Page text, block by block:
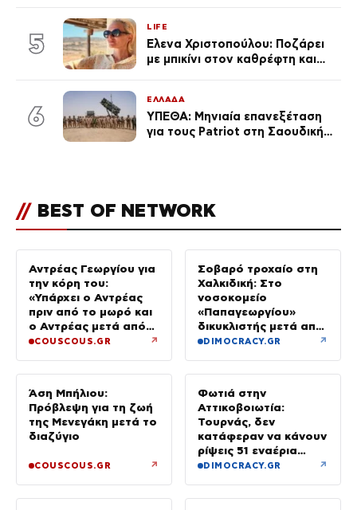
5
LIFE
Έλενα Χριστοπούλου: Ποζάρει
με μπικίνι στον καθρέφτη και
καθεμία…» (Βίντεο)
6
ΕΛΛΑΔΑ
ΥΠΕΘΑ: Μηνιαία επανεξέταση
για τους Patriot στη Σαουδική
// BEST OF NETWORK
Αντρέας Γεωργίου για
την κόρη του:
«Υπάρχει ο Αντρέας
πριν από το μωρό και
ο Αντρέας μετά από
αυτό – Έθεσα άλλες
COUSCOUS.GR ↗
Σοβαρό τροχαίο στη
Χαλκιδική: Στο
νοσοκομείο
«Παπαγεωργίου»
δικυκλιστής μετά από
σύγκρουση
DIMOCRACY.GR ↗
Άση Μπήλιου:
Πρόβλεψη για τη ζωή
της Μενεγάκη μετά το
διαζύγιο
COUSCOUS.GR ↗
Φωτιά στην
Αττικοβοιωτία:
Τουρνάς, δεν
κατάφεραν να κάνουν
ρίψεις 51 εναέρια
μέσα
DIMOCRACY.GR ↗